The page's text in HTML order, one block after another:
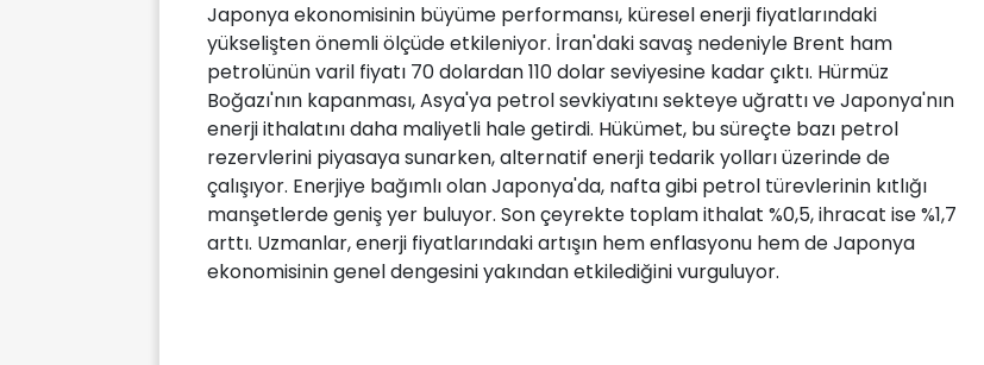
Japonya ekonomisinin büyüme performansı, küresel enerji fiyatlarındaki
yükselişten önemli ölçüde etkileniyor. İran'daki savaş nedeniyle Brent ham
petrolünün varil fiyatı 70 dolardan 110 dolar seviyesine kadar çıktı. Hürmüz
Boğazı'nın kapanması, Asya'ya petrol sevkiyatını sekteye uğrattı ve Japonya'nın
enerji ithalatını daha maliyetli hale getirdi. Hükümet, bu süreçte bazı petrol
rezervlerini piyasaya sunarken, alternatif enerji tedarik yolları üzerinde de
çalışıyor. Enerjiye bağımlı olan Japonya'da, nafta gibi petrol türevlerinin kıtlığı
manşetlerde geniş yer buluyor. Son çeyrekte toplam ithalat %0,5, ihracat ise %1,7
arttı. Uzmanlar, enerji fiyatlarındaki artışın hem enflasyonu hem de Japonya
ekonomisinin genel dengesini yakından etkilediğini vurguluyor.